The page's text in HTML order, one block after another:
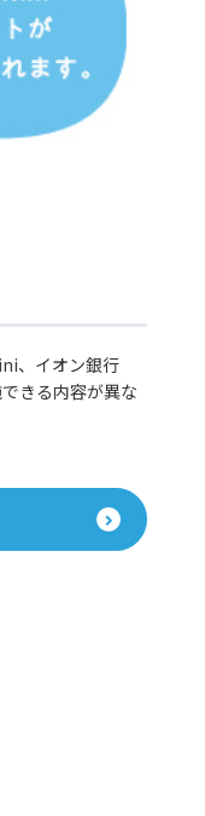
、イオン銀行
きる内容が異な